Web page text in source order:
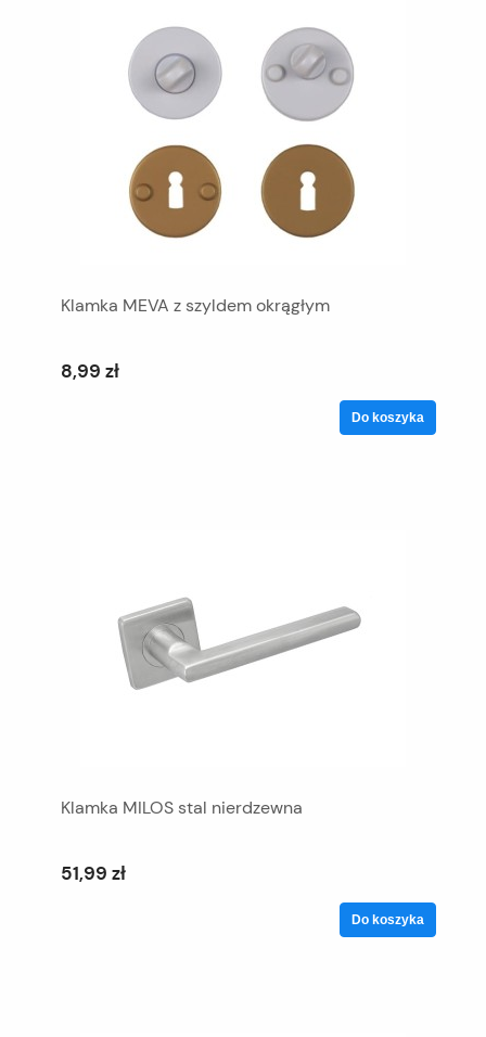
Klamka MEVA z szyldem okrągłym
8,99 zł
Do koszyka
Klamka MILOS stal nierdzewna
51,99 zł
Do koszyka